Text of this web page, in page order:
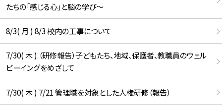
たちの「感じる心」と脳の学び〜
8/3( 月 ) 8/3 校内の工事について
7/30( 木 ) （研修報告）子どもたち、地域、保護者、教職員のウェル
ビーイングをめざして
7/30( 木 ) 7/21 管理職を対象とした人権研修（報告）